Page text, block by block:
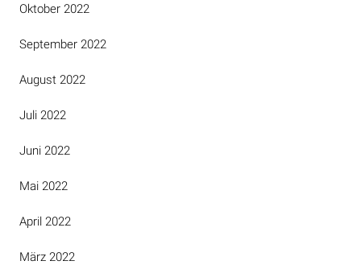
Oktober 2022
September 2022
August 2022
Juli 2022
Juni 2022
Mai 2022
April 2022
März 2022